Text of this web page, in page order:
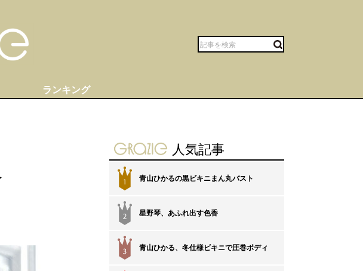
ランキング
gravure-grazie
人気記事
1 青山ひかるの黒ビキニまん丸バスト
星野琴、あふれ出す色香
青山ひかる、冬仕様ビキニで圧巻ボディ